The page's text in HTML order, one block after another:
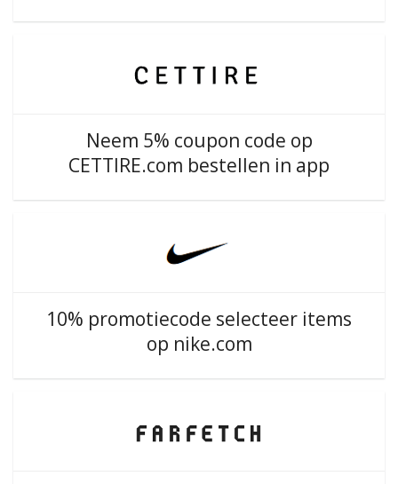
Neem 5% coupon code op
CETTIRE.com bestellen in app
10% promotiecode selecteer items
op nike.com